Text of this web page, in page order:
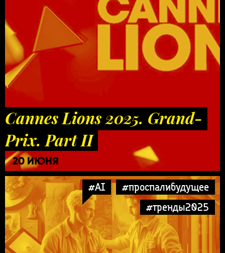
Cannes Lions 2025. Grand-
Prix. Part II
20 ИЮНЯ
#AI
#проспалибудущее
#тренды2025